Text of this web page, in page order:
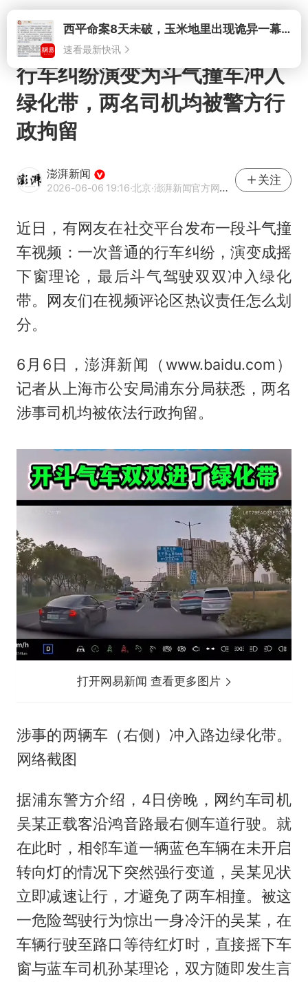
打开西平命案8天未破，玉米地里出现诡异一幕，我突然想起了欧金中
速看最新快讯
行车纠纷演变为斗气撞车冲入
绿化带，两名司机均被警方行
政拘留
澎湃新闻
2026-06-06 19:16·北京·澎湃新闻官方网易号
关注
近日，有网友在社交平台发布一段斗气撞
车视频：一次普通的行车纠纷，演变成摇
下窗理论，最后斗气驾驶双双冲入绿化
带。网友们在视频评论区热议责任怎么划
分。
6月6日，澎湃新闻（www.baidu.com）
记者从上海市公安局浦东分局获悉，两名
涉事司机均被依法行政拘留。
打开网易新闻 查看更多图片
涉事的两辆车（右侧）冲入路边绿化带。
网络截图
据浦东警方介绍，4日傍晚，网约车司机
吴某正载客沿鸿音路最右侧车道行驶。就
在此时，相邻车道一辆蓝色车辆在未开启
转向灯的情况下突然强行变道，吴某见状
立即减速让行，才避免了两车相撞。被这
一危险驾驶行为惊出一身冷汗的吴某，在
车辆行驶至路口等待红灯时，直接摇下车
窗与蓝车司机孙某理论，双方随即发生言